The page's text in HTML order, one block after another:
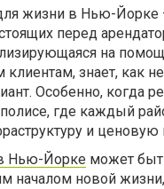
жизни в Нью-Йорке
перед
на
знает, как
Особенно, когда
где каждый
и ценовую
Нью-Йорке может
началом новой жизни,